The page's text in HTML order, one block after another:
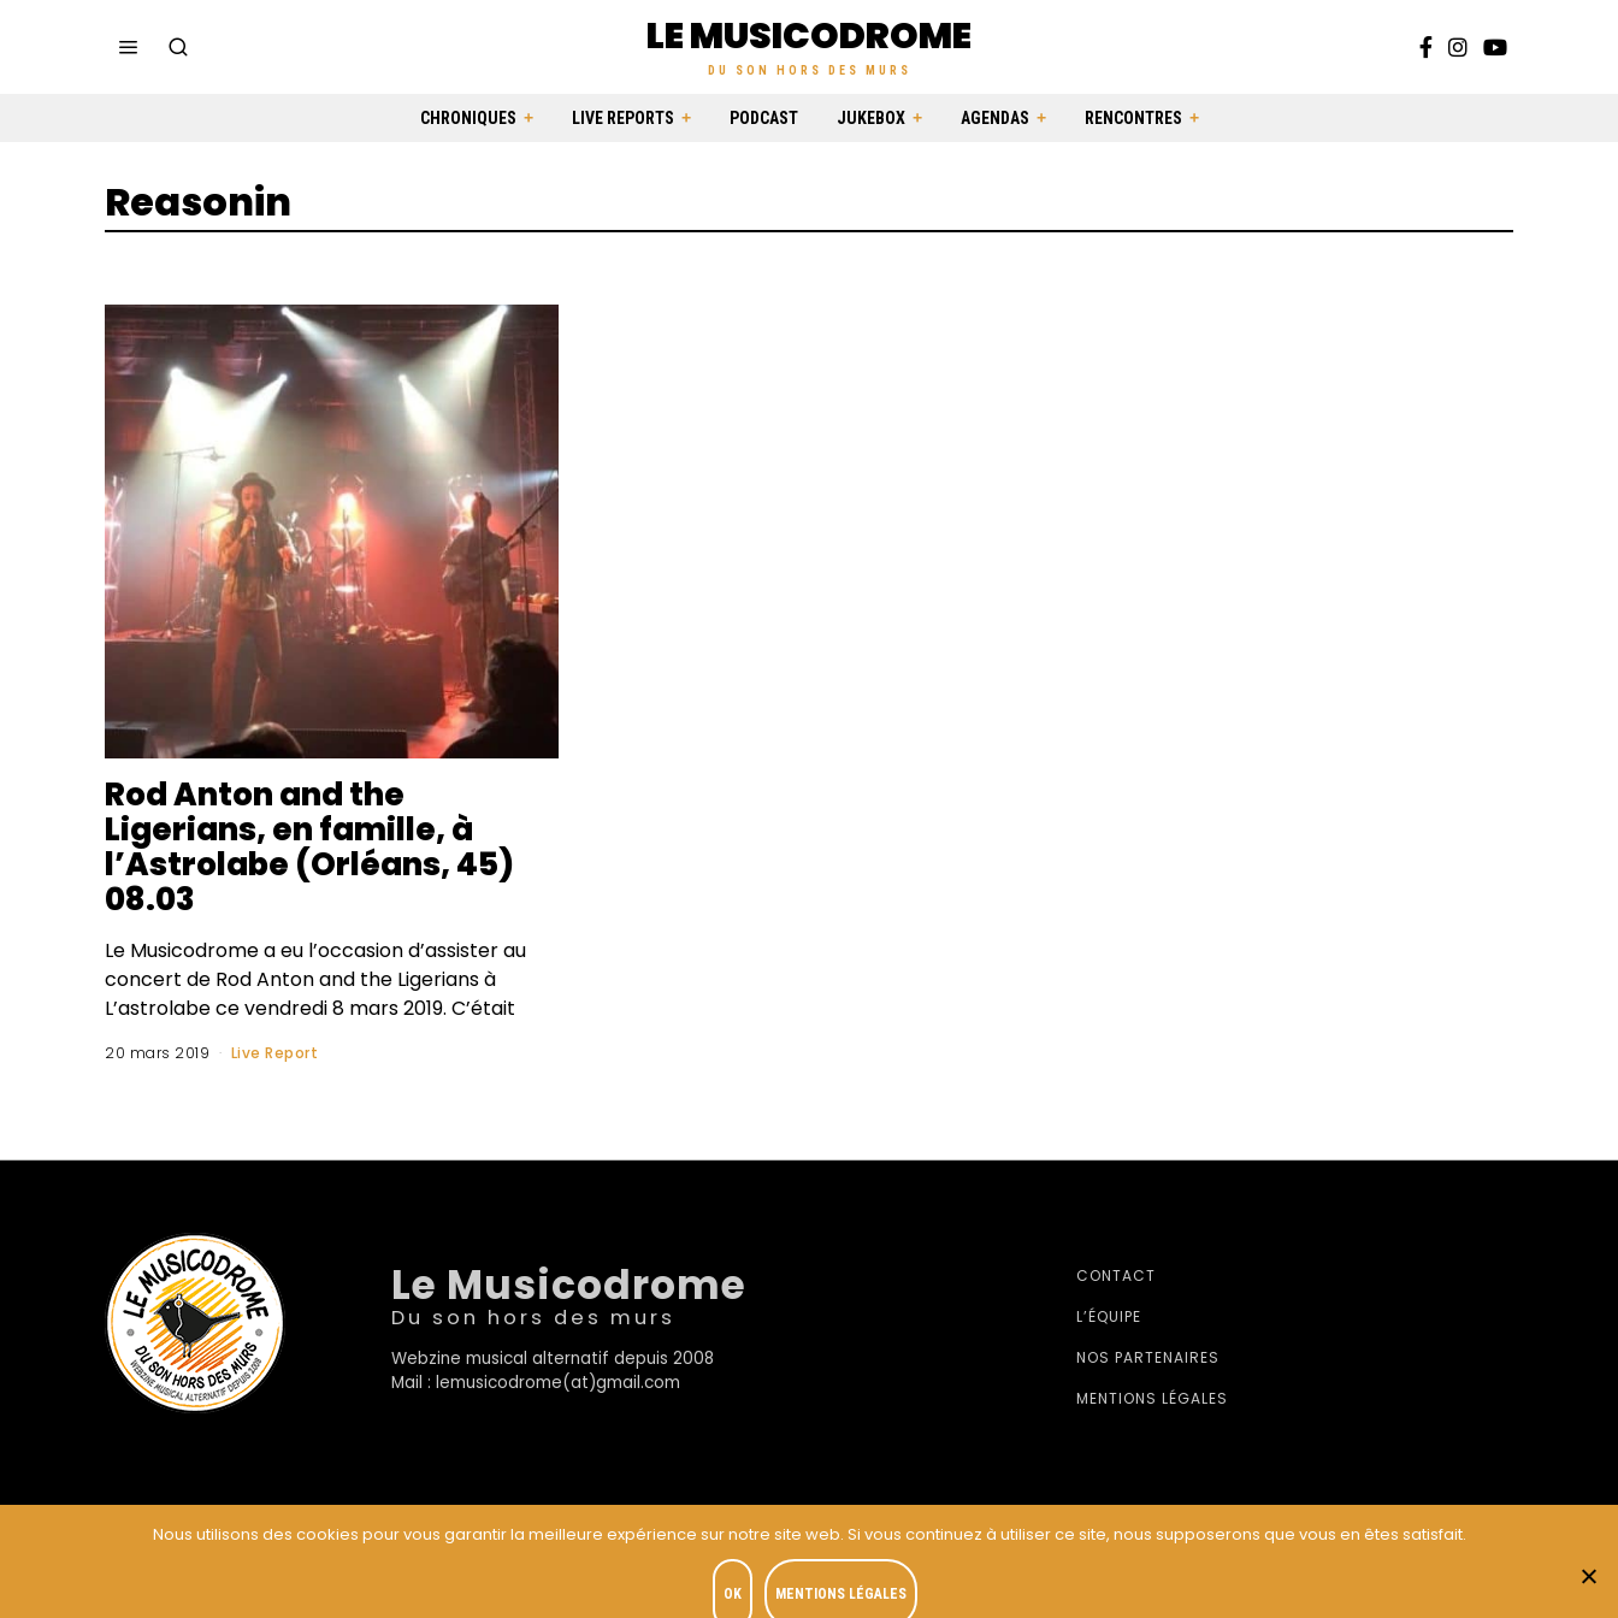
LE MUSICODROME
DU SON HORS DES MURS
CHRONIQUES LIVE REPORTS PODCAST JUKEBOX AGENDAS RENCONTRES
Reasonin
Rod Anton and the
Ligerians, en famille, à
l’Astrolabe (Orléans, 45)
08.03
Le Musicodrome a eu l’occasion d’assister au
concert de Rod Anton and the Ligerians à
L’astrolabe ce vendredi 8 mars 2019. C’était
20 mars 2019 Live Report
Le Musicodrome
Du son hors des murs
Webzine musical alternatif depuis 2008
Mail : lemusicodrome(at)gmail.com
CONTACT
L’ÉQUIPE
NOS PARTENAIRES
MENTIONS LÉGALES
Nous utilisons des cookies pour vous garantir la meilleure expérience sur notre site web. Si vous continuez à utiliser ce site, nous supposerons que vous en êtes satisfait.
OK MENTIONS LÉGALES